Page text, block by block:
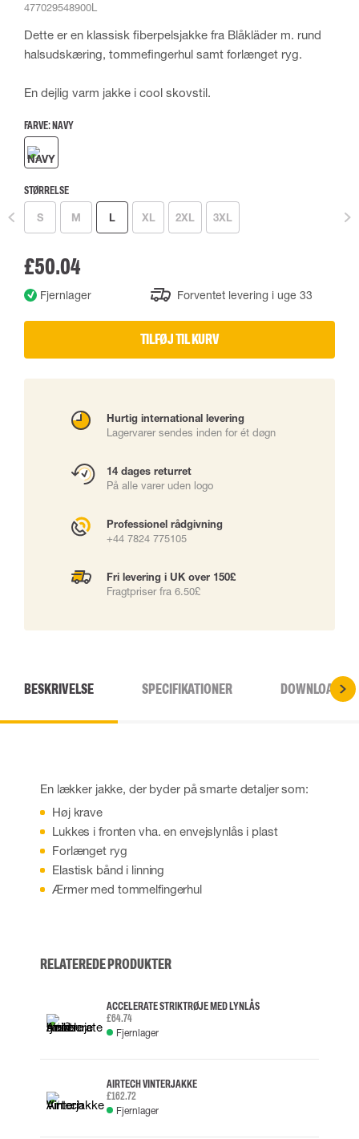
477029548900L
Dette er en klassisk fiberpelsjakke fra Blåkläder m. rund
halsudskæring, tommefingerhul samt forlænget ryg.
En dejlig varm jakke i cool skovstil.
FARVE: NAVY
STØRRELSE
S M L XL 2XL 3XL
£50.04
Fjernlager Forventet levering i uge 33
TILFØJ TIL KURV
Hurtig international levering
Lagervarer sendes inden for ét døgn
14 dages returret
På alle varer uden logo
Professionel rådgivning
+44 7824 775105
Fri levering i UK over 150£
Fragtpriser fra 6.50£
BESKRIVELSE SPECIFIKATIONER DOWNLOADS
En lækker jakke, der byder på smarte detaljer som:
Høj krave
Lukkes i fronten vha. en envejslynlås i plast
Forlænget ryg
Elastisk bånd i linning
Ærmer med tommelfingerhul
RELATEREDE PRODUKTER
ACCELERATE STRIKTRØJE MED LYNLÅS
£64.74
Fjernlager
AIRTECH VINTERJAKKE
£162.72
Fjernlager